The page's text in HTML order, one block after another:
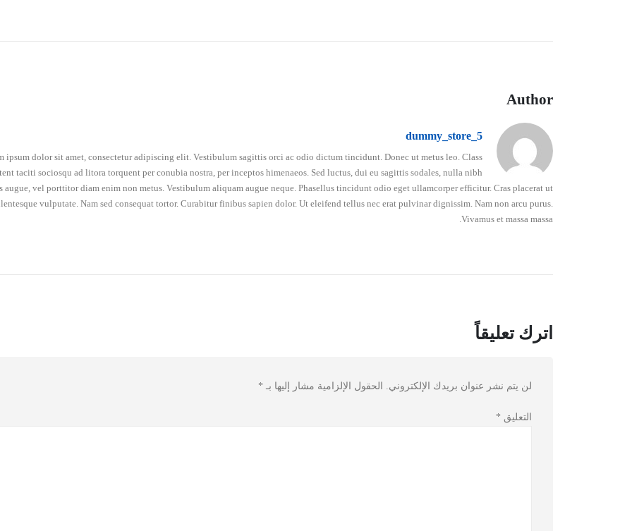
Author
dummy_store_5
ipsum dolor sit amet, consectetur adipiscing elit. Vestibulum sagittis orci ac odio dictum tincidunt. Donec ut metus leo. Class
taciti sociosqu ad litora torquent per conubia nostra, per inceptos himenaeos. Sed luctus, dui eu sagittis sodales, nulla nibh
augue, vel porttitor diam enim non metus. Vestibulum aliquam augue neque. Phasellus tincidunt odio eget ullamcorper efficitur. Cras placerat ut
vulputate. Nam sed consequat tortor. Curabitur finibus sapien dolor. Ut eleifend tellus nec erat pulvinar dignissim. Nam non arcu purus.
Vivamus et massa massa.
اترك تعليقاً
لن يتم نشر عنوان بريدك الإلكتروني. الحقول الإلزامية مشار إليها بـ *
التعليق *